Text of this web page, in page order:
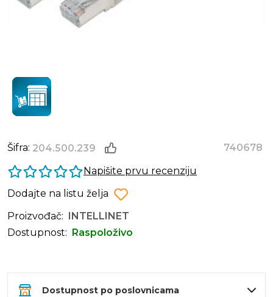
Šifra: 204.500.239
740678
Napišite prvu recenziju
Dodajte na listu želja
Proizvođač:
INTELLINET
Dostupnost:
Raspoloživo
Dostupnost po poslovnicama